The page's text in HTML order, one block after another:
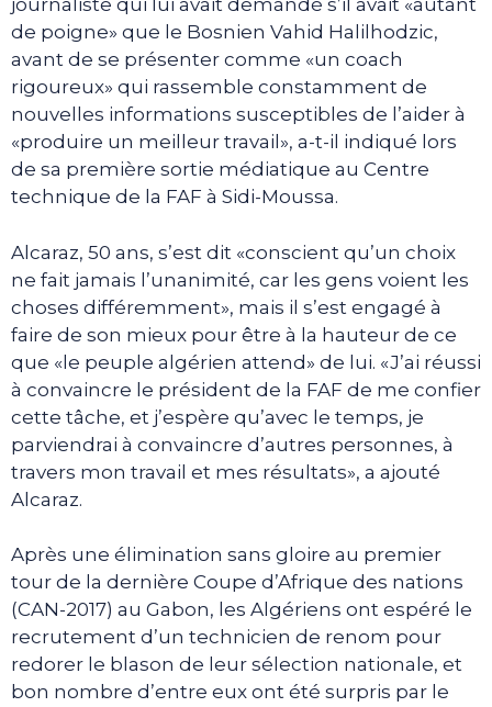
journaliste qui lui avait demandé s’il avait «autant
de poigne» que le Bosnien Vahid Halilhodzic,
avant de se présenter comme «un coach
rigoureux» qui rassemble constamment de
nouvelles informations susceptibles de l’aider à
«produire un meilleur travail», a-t-il indiqué lors
de sa première sortie médiatique au Centre
technique de la FAF à Sidi-Moussa.
Alcaraz, 50 ans, s’est dit «conscient qu’un choix
ne fait jamais l’unanimité, car les gens voient les
choses différemment», mais il s’est engagé à
faire de son mieux pour être à la hauteur de ce
que «le peuple algérien attend» de lui. «J’ai réussi
à convaincre le président de la FAF de me confier
cette tâche, et j’espère qu’avec le temps, je
parviendrai à convaincre d’autres personnes, à
travers mon travail et mes résultats», a ajouté
Alcaraz.
Après une élimination sans gloire au premier
tour de la dernière Coupe d’Afrique des nations
(CAN-2017) au Gabon, les Algériens ont espéré le
recrutement d’un technicien de renom pour
redorer le blason de leur sélection nationale, et
bon nombre d’entre eux ont été surpris par le